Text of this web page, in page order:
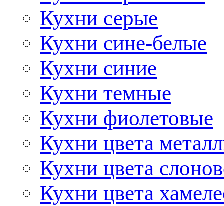
Кухни серые
Кухни сине-белые
Кухни синие
Кухни темные
Кухни фиолетовые
Кухни цвета
Кухни цвета
Кухни цвета